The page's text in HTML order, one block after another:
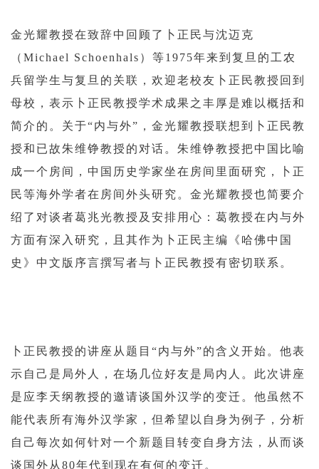
金光耀教授在致辞中回顾了卜正民与沈迈克
（Michael Schoenhals）等1975年来到复旦的工农
兵留学生与复旦的关联，欢迎老校友卜正民教授回到
母校，表示卜正民教授学术成果之丰厚是难以概括和
简介的。关于“内与外”，金光耀教授联想到卜正民教
授和已故朱维铮教授的对话。朱维铮教授把中国比喻
成一个房间，中国历史学家坐在房间里面研究，卜正
民等海外学者在房间外头研究。金光耀教授也简要介
绍了对谈者葛兆光教授及安排用心：葛教授在内与外
方面有深入研究，且其作为卜正民主编《哈佛中国
史》中文版序言撰写者与卜正民教授有密切联系。
卜正民教授的讲座从题目“内与外”的含义开始。他表
示自己是局外人，在场几位好友是局内人。此次讲座
是应李天纲教授的邀请谈国外汉学的变迁。他虽然不
能代表所有海外汉学家，但希望以自身为例子，分析
自己每次如何针对一个新题目转变自身方法，从而谈
谈国外从80年代到现在有何的变迁。